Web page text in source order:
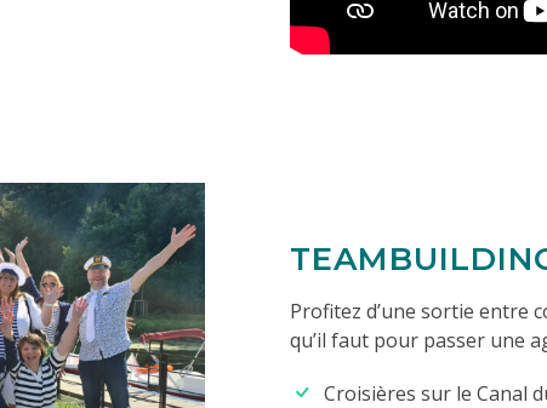
Profitez d’une sortie entre
qu’il faut pour passer une
Croisières sur le Canal